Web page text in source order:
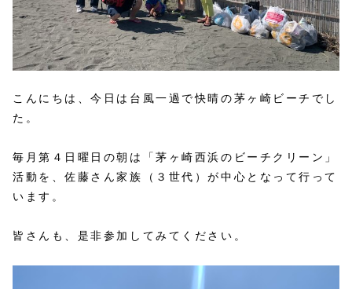
こんにちは、今日は台風一過で快晴の茅ヶ崎ビーチでし
た。
毎月第４日曜日の朝は「茅ヶ崎西浜のビーチクリーン」
活動を、佐藤さん家族（３世代）が中心となって行って
います。
皆さんも、是非参加してみてください。